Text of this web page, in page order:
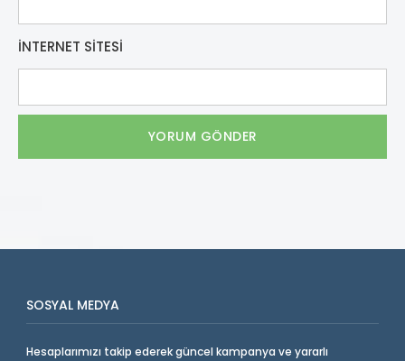
İNTERNET SITESI
SOSYAL MEDYA
Hesaplarımızı takip ederek güncel kampanya ve yararlı